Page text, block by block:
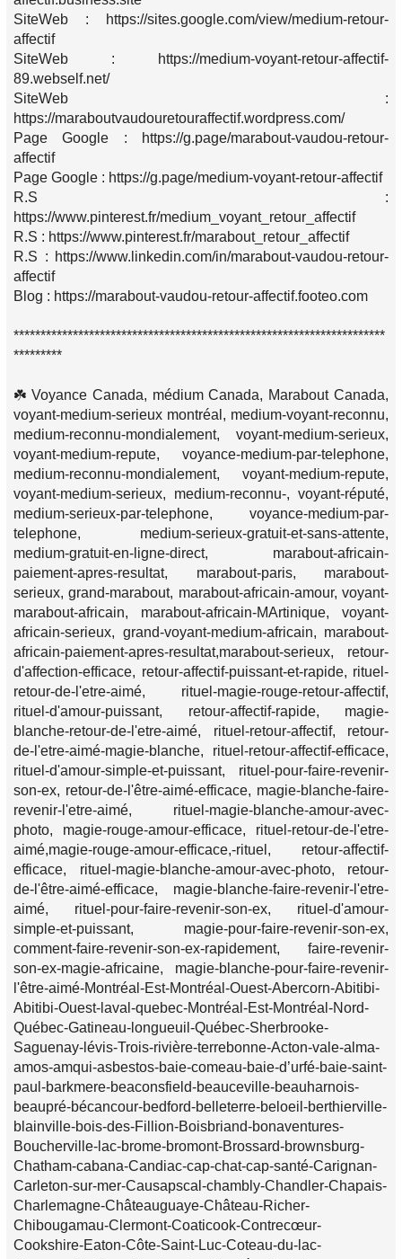
SiteWeb : https://sites.google.com/view/medium-retour-
affectif
SiteWeb : https://medium-voyant-retour-affectif-
89.webself.net/
SiteWeb :
https://maraboutvaudouretouraffectif.wordpress.com/
Page Google : https://g.page/marabout-vaudou-retour-
affectif
Page Google : https://g.page/medium-voyant-retour-affectif
R.S :
https://www.pinterest.fr/medium_voyant_retour_affectif
R.S : https://www.pinterest.fr/marabout_retour_affectif
R.S : https://www.linkedin.com/in/marabout-vaudou-retour-
affectif
Blog : https://marabout-vaudou-retour-affectif.footeo.com
*********************************************************************
*********
☘️ Voyance Canada, médium Canada, Marabout Canada,
voyant-medium-serieux montréal, medium-voyant-reconnu,
medium-reconnu-mondialement, voyant-medium-serieux,
voyant-medium-repute, voyance-medium-par-telephone,
medium-reconnu-mondialement, voyant-medium-repute,
voyant-medium-serieux, medium-reconnu-, voyant-réputé,
medium-serieux-par-telephone, voyance-medium-par-
telephone, medium-serieux-gratuit-et-sans-attente,
medium-gratuit-en-ligne-direct, marabout-africain-
paiement-apres-resultat, marabout-paris, marabout-
serieux, grand-marabout, marabout-africain-amour, voyant-
marabout-africain, marabout-africain-MArtinique, voyant-
africain-serieux, grand-voyant-medium-africain, marabout-
africain-paiement-apres-resultat,marabout-serieux, retour-
d'affection-efficace, retour-affectif-puissant-et-rapide, rituel-
retour-de-l'etre-aimé, rituel-magie-rouge-retour-affectif,
rituel-d'amour-puissant, retour-affectif-rapide, magie-
blanche-retour-de-l'etre-aimé, rituel-retour-affectif, retour-
de-l'etre-aimé-magie-blanche, rituel-retour-affectif-efficace,
rituel-d'amour-simple-et-puissant, rituel-pour-faire-revenir-
son-ex, retour-de-l'être-aimé-efficace, magie-blanche-faire-
revenir-l'etre-aimé, rituel-magie-blanche-amour-avec-
photo, magie-rouge-amour-efficace, rituel-retour-de-l'etre-
aimé,magie-rouge-amour-efficace,-rituel, retour-affectif-
efficace, rituel-magie-blanche-amour-avec-photo, retour-
de-l'être-aimé-efficace, magie-blanche-faire-revenir-l'etre-
aimé, rituel-pour-faire-revenir-son-ex, rituel-d'amour-
simple-et-puissant, magie-pour-faire-revenir-son-ex,
comment-faire-revenir-son-ex-rapidement, faire-revenir-
son-ex-magie-africaine, magie-blanche-pour-faire-revenir-
l'être-aimé-Montréal-Est-Montréal-Ouest-Abercorn-Abitibi-
Abitibi-Ouest-laval-quebec-Montréal-Est-Montréal-Nord-
Québec-Gatineau-longueuil-Québec-Sherbrooke-
Saguenay-lévis-Trois-rivière-terrebonne-Acton-vale-alma-
amos-amqui-asbestos-baie-comeau-baie-d’urfé-baie-saint-
paul-barkmere-beaconsfield-beauceville-beauharnois-
beaupré-bécancour-bedford-belleterre-beloeil-berthierville-
blainville-bois-des-Fillion-Boisbriand-bonaventures-
Boucherville-lac-brome-bromont-Brossard-brownsburg-
Chatham-cabana-Candiac-cap-chat-cap-santé-Carignan-
Carleton-sur-mer-Causapscal-chambly-Chandler-Chapais-
Charlemagne-Châteauguaye-Château-Richer-
Chibougamau-Clermont-Coaticook-Contrecœur-
Cookshire-Eaton-Côte-Saint-Luc-Coteau-du-lac-